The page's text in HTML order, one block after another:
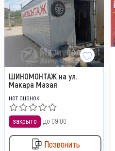
ШИНОМОНТАЖ на ул.
Макара Мазая
нет оценок
закрыто до 09:00
Позвонить